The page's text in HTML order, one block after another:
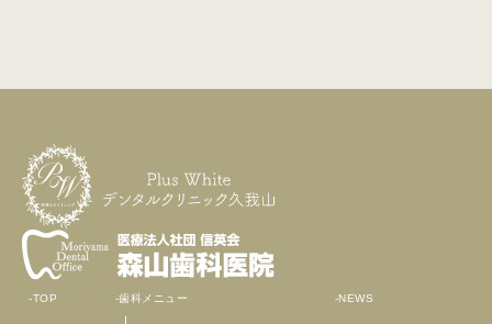
TOP 歯科メニュー NEWS